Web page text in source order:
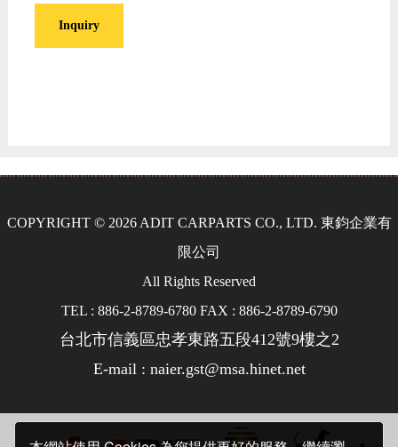
Inquiry
COPYRIGHT © 2026 ADIT CARPARTS CO., LTD. 東鈞企業有
限公司
All Rights Reserved
TEL : 886-2-8789-6780 FAX : 886-2-8789-6790
台北市信義區忠孝東路五段412號9樓之2
E-mail : naier.gst@msa.hinet.net